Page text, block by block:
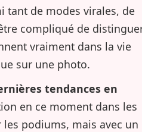
tant de modes virales, de
compliqué de
vraiment dans la vie
sur une photo.
tendances en
en ce moment dans les
podiums, mais avec un